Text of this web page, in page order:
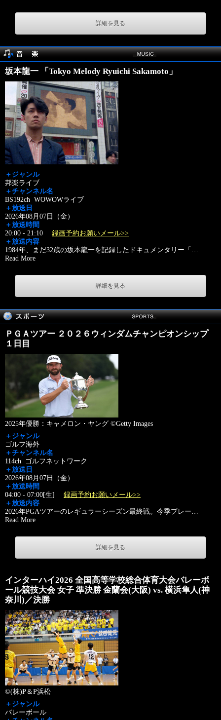
詳細を見る
坂本龍一 「Tokyo Melody Ryuichi Sakamoto」
＋ジャンル
邦楽ライブ
＋チャンネル名
BS192ch WOWOWライブ
＋放送日
2026年08月07日（金）
＋放送時間
20:00 - 21:10 録画予約お願いメール>>
＋放送内容
1984年、まだ32歳の坂本龍一を記録したドキュメンタリー「 …
Read More
詳細を見る
ＰＧＡツアー ２０２６ウィンダムチャンピオンシップ
１日目
2025年優勝：キャメロン・ヤング ©Getty Images
＋ジャンル
ゴルフ海外
＋チャンネル名
114ch ゴルフネットワーク
＋放送日
2026年08月07日（金）
＋放送時間
04:00 - 07:00[生] 録画予約お願いメール>>
＋放送内容
2026年PGAツアーのレギュラーシーズン最終戦。今季プレー…
Read More
詳細を見る
インターハイ2026 全国高等学校総合体育大会バレーボ
ール競技大会 女子 準決勝 金蘭会(大阪) vs. 横浜隼人(神
奈川)／決勝
©(株)P＆P浜松
＋ジャンル
バレーボール